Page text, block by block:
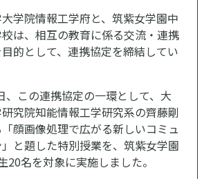
学院情報工学府と、筑紫女学園中
は、相互の教育に係る交流・連携
的として、連携協定を締結してい
、この連携協定の一環として、大
究院知能情報工学研究系の齊藤剛
顔画像処理で広がる新しいコミュ
と題した特別授業を、筑紫女学園
20名を対象に実施しました。